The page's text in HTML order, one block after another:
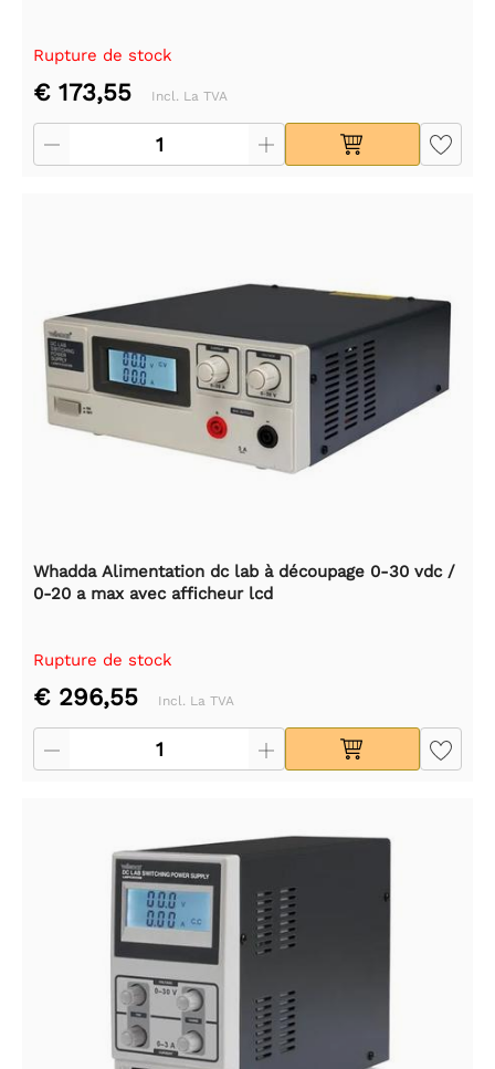
Rupture de stock
€ 173,55 Incl. La TVA
Whadda Alimentation dc lab à découpage 0-30 vdc /
0-20 a max avec afficheur lcd
Rupture de stock
€ 296,55 Incl. La TVA